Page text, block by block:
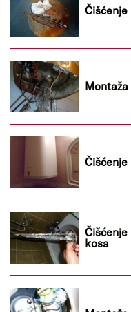
Čišćenje
Čišćenje
Čišćenje
kosa